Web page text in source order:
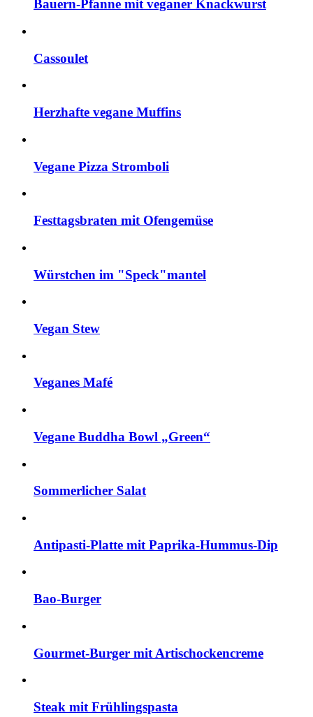
Bauern-Pfanne mit veganer Knackwurst
Cassoulet
Herzhafte vegane Muffins
Vegane Pizza Stromboli
Festtagsbraten mit Ofengemüse
Würstchen im "Speck"mantel
Vegan Stew
Veganes Mafé
Vegane Buddha Bowl „Green“
Sommerlicher Salat
Antipasti-Platte mit Paprika-Hummus-Dip
Bao-Burger
Gourmet-Burger mit Artischockencreme
Steak mit Frühlingspasta